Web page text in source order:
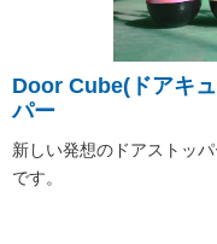
Door Cube(ドアキ
パー
新しい発想のドアストッ
です。